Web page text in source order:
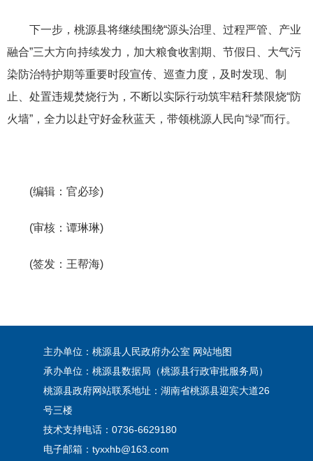
下一步，桃源县将继续围绕“源头治理、过程严管、产业
融合”三大方向持续发力，加大粮食收割期、节假日、大气污
染防治特护期等重要时段宣传、巡查力度，及时发现、制
止、处置违规焚烧行为，不断以实际行动筑牢秸秆禁限烧“防
火墙”，全力以赴守好金秋蓝天，带领桃源人民向“绿”而行。
(编辑：官必珍)
(审核：谭琳琳)
(签发：王帮海)
主办单位：桃源县人民政府办公室 网站地图
承办单位：桃源县数据局（桃源县行政审批服务局）
桃源县政府网站联系地址：湖南省桃源县迎宾大道26
号三楼
技术支持电话：0736-6629180
电子邮箱：tyxxhb@163.com